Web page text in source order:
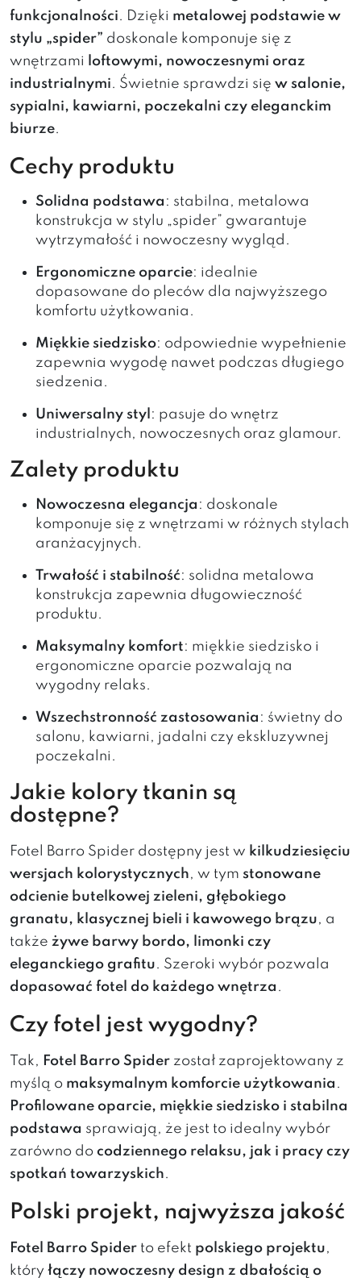
funkcjonalności. Dzięki metalowej podstawie w
stylu „spider” doskonale komponuje się z
wnętrzami
loftowymi, nowoczesnymi oraz
industrialnymi. Świetnie sprawdzi się w salonie,
sypialni, kawiarni, poczekalni czy eleganckim
biurze.
Cechy produktu
Solidna podstawa : stabilna, metalowa
konstrukcja w stylu „spider” gwarantuje
wytrzymałość i nowoczesny wygląd.
Ergonomiczne oparcie: idealnie
dopasowane do pleców dla najwyższego
komfortu użytkowania.
Miękkie siedzisko: odpowiednie wypełnienie
zapewnia wygodę nawet podczas długiego
siedzenia.
Uniwersalny styl : pasuje do wnętrz
industrialnych, nowoczesnych oraz glamour.
Zalety produktu
Nowoczesna elegancja : doskonale
komponuje się z wnętrzami w różnych stylach
aranżacyjnych.
Trwałość i stabilność: solidna metalowa
konstrukcja zapewnia długowieczność
produktu.
Maksymalny komfort: miękkie siedzisko i
ergonomiczne oparcie pozwalają na
wygodny relaks.
Wszechstronność zastosowania : świetny do
salonu, kawiarni, jadalni czy ekskluzywnej
poczekalni.
Jakie kolory tkanin są
dostępne?
Fotel Barro Spider dostępny jest w kilkudziesięciu
wersjach kolorystycznych, w tym stonowane
odcienie butelkowej zieleni, głębokiego
granatu, klasycznej bieli i kawowego brązu, a
także żywe barwy bordo, limonki czy
eleganckiego grafitu. Szeroki wybór pozwala
dopasować fotel do każdego wnętrza .
Czy fotel jest wygodny?
Tak, Fotel Barro Spider został zaprojektowany z
myślą o maksymalnym komforcie użytkowania .
Profilowane oparcie, miękkie siedzisko i stabilna
podstawa sprawiają, że jest to idealny wybór
zarówno do codziennego relaksu, jak i pracy czy
spotkań towarzyskich.
Polski projekt, najwyższa jakość
Fotel Barro Spider to efekt polskiego projektu,
który łączy nowoczesny design z dbałością o